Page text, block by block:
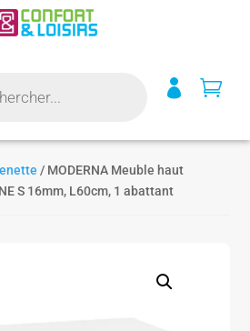
 
/ MODERNA Meuble haut
S 16mm, L60cm, 1 abattant